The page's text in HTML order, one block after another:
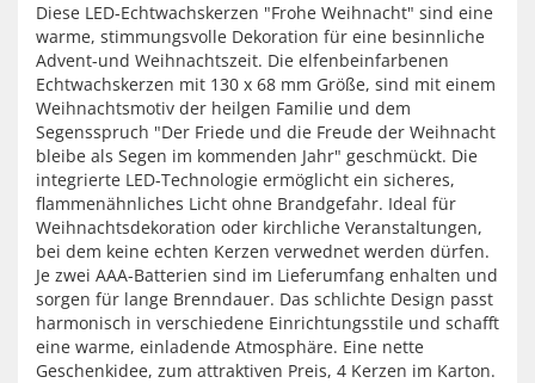
Diese LED-Echtwachskerzen "Frohe Weihnacht" sind eine
warme, stimmungsvolle Dekoration für eine besinnliche
Advent-und Weihnachtszeit. Die elfenbeinfarbenen
Echtwachskerzen mit 130 x 68 mm Größe, sind mit einem
Weihnachtsmotiv der heilgen Familie und dem
Segensspruch "Der Friede und die Freude der Weihnacht
bleibe als Segen im kommenden Jahr" geschmückt. Die
integrierte LED-Technologie ermöglicht ein sicheres,
flammenähnliches Licht ohne Brandgefahr. Ideal für
Weihnachtsdekoration oder kirchliche Veranstaltungen,
bei dem keine echten Kerzen verwednet werden dürfen.
Je zwei AAA-Batterien sind im Lieferumfang enhalten und
sorgen für lange Brenndauer. Das schlichte Design passt
harmonisch in verschiedene Einrichtungsstile und schafft
eine warme, einladende Atmosphäre. Eine nette
Geschenkidee, zum attraktiven Preis, 4 Kerzen im Karton.